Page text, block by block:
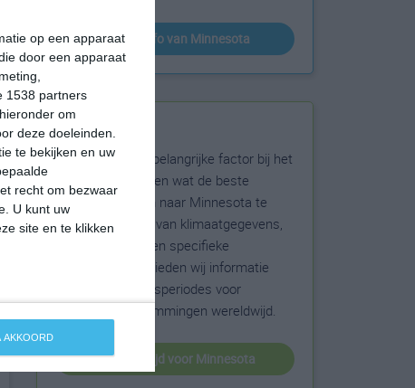
op een apparaat
door een apparaat
1538 partners
om
deze doeleinden.
te bekijken en uw
recht om bezwaar
U kunt uw
site en te klikken
AKKOORD
klimaatinfo van Minnesota
Beste reistijd
Het weer is een belangrijke factor bij het
reizen. Wil je weten wat de beste
maanden zijn om naar Minnesota te
reizen? Op basis van klimaatgegevens,
weersextremen en specifieke
weerinformatie bieden wij informatie
over de beste reisperiodes voor
duizenden bestemmingen wereldwijd.
beste reistijd voor Minnesota